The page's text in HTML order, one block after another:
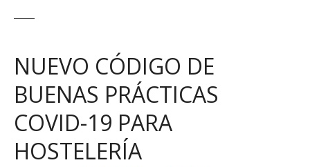
NUEVO CÓDIGO DE
BUENAS PRÁCTICAS
COVID-19 PARA
HOSTELERÍA